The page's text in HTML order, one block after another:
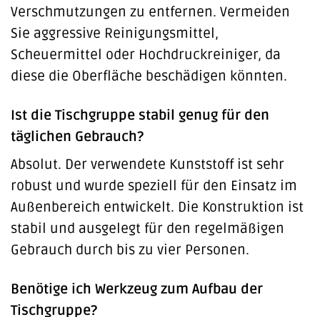
Verschmutzungen zu entfernen. Vermeiden
Sie aggressive Reinigungsmittel,
Scheuermittel oder Hochdruckreiniger, da
diese die Oberfläche beschädigen könnten.
Ist die Tischgruppe stabil genug für den
täglichen Gebrauch?
Absolut. Der verwendete Kunststoff ist sehr
robust und wurde speziell für den Einsatz im
Außenbereich entwickelt. Die Konstruktion ist
stabil und ausgelegt für den regelmäßigen
Gebrauch durch bis zu vier Personen.
Benötige ich Werkzeug zum Aufbau der
Tischgruppe?